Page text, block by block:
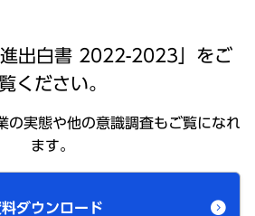
出⽩書 2022-2023」をご
覧ください。
の実態や他の意識調査もご覧になれ
ます。
ダウンロード